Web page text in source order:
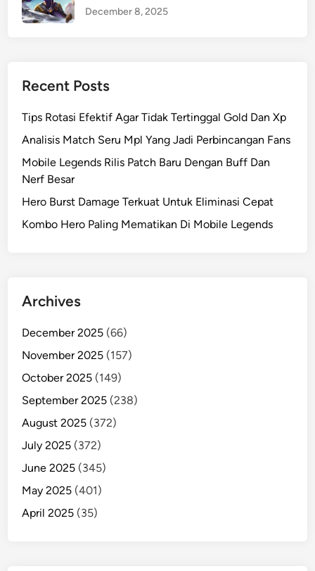
December 8, 2025
Recent Posts
Tips Rotasi Efektif Agar Tidak Tertinggal Gold Dan Xp
Analisis Match Seru Mpl Yang Jadi Perbincangan Fans
Mobile Legends Rilis Patch Baru Dengan Buff Dan
Nerf Besar
Hero Burst Damage Terkuat Untuk Eliminasi Cepat
Kombo Hero Paling Mematikan Di Mobile Legends
Archives
December 2025 (66)
November 2025 (157)
October 2025 (149)
September 2025 (238)
August 2025 (372)
July 2025 (372)
June 2025 (345)
May 2025 (401)
April 2025 (35)